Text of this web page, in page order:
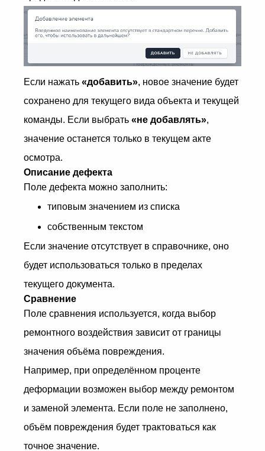
Если нажать «добавить», новое значение будет
сохранено для текущего вида объекта и текущей
команды. Если выбрать «не добавлять»,
значение останется только в текущем акте
осмотра.
Описание дефекта
Поле дефекта можно заполнить:
типовым значением из списка
собственным текстом
Если значение отсутствует в справочнике, оно
будет использоваться только в пределах
текущего документа.
Сравнение
Поле сравнения используется, когда выбор
ремонтного воздействия зависит от границы
значения объёма повреждения.
Например, при определённом проценте
деформации возможен выбор между ремонтом
и заменой элемента. Если поле не заполнено,
объём повреждения будет трактоваться как
точное значение.